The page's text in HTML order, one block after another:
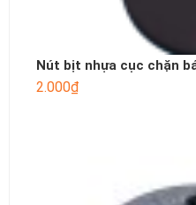
Nút bịt nhựa cục chặn
2.000₫